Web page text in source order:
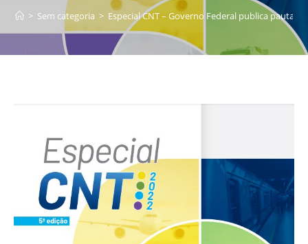
> Sem categoria > Especial CNT – Governo Federal publica pauta